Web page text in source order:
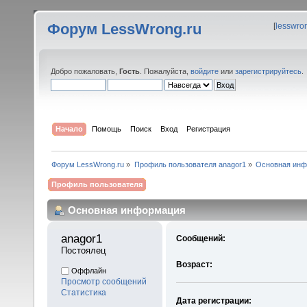
Форум LessWrong.ru [
Добро пожаловать, Гость . Пожалуйста, войдите или зарегистрируйтесь
Начало Помощь Поиск Вход Регистрация
Форум LessWrong.ru » Профиль пользователя anagor1 » Основная
Профиль пользователя
Основная информация
anagor1
Постоялец
Оффлайн
Просмотр сообщений
Статистика
Сообщений:
Возраст:
Дата регистрации: